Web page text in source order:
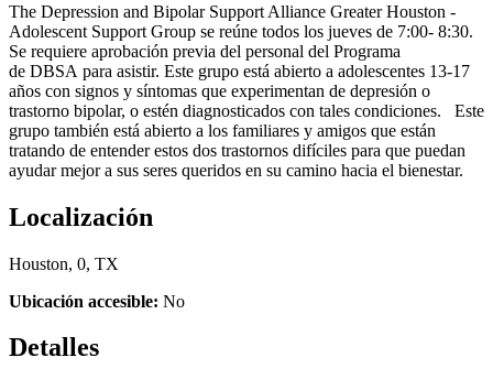
The Depression and Bipolar Support Alliance Greater Houston -
Adolescent Support Group se reúne todos los jueves de 7:00- 8:30.
Se requiere aprobación previa del personal del Programa
de DBSA para asistir. Este grupo está abierto a adolescentes 13-17
años con signos y síntomas que experimentan de depresión o
trastorno bipolar, o estén diagnosticados con tales condiciones. Este
grupo también está abierto a los familiares y amigos que están
tratando de entender estos dos trastornos difíciles para que puedan
ayudar mejor a sus seres queridos en su camino hacia el bienestar.
Localización
Houston, 0, TX
Ubicación accesible: No
Detalles